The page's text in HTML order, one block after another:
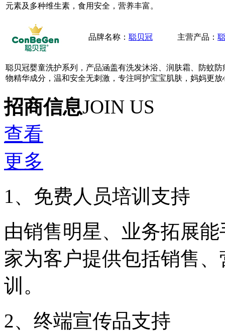
元素及多种维生素，食用安全，营养丰富。
品牌名称： 聪贝冠 主营产品：
聪贝冠婴童洗护系列，产品涵盖有洗发沐浴、润肤霜、防蚊
物精华成分，温和安全无刺激，专注呵护宝宝肌肤，妈妈更放
招商信息JOIN US
查看
更多
1、免费人员培训支持
由销售明星、业务拓展
家为客户提供包括销售
训。
2、终端宣传品支持